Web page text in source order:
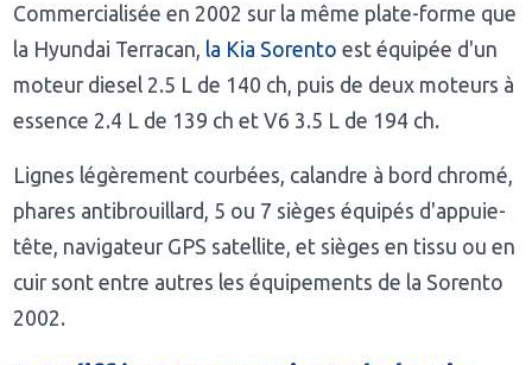
Commercialisée en 2002 sur la même plate-forme que
la Hyundai Terracan, la Kia Sorento est équipée d'un
moteur diesel 2.5 L de 140 ch, puis de deux moteurs à
essence 2.4 L de 139 ch et V6 3.5 L de 194 ch.
Lignes légèrement courbées, calandre à bord chromé,
phares antibrouillard, 5 ou 7 sièges équipés d'appuie-
tête, navigateur GPS satellite, et sièges en tissu ou en
cuir sont entre autres les équipements de la Sorento
2002.